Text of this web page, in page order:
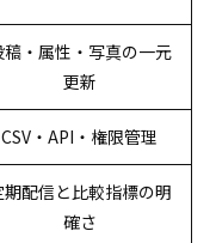
稿・属性・写真の一元
更新
CSV・API・権限管理
期配信と比較指標の明
確さ